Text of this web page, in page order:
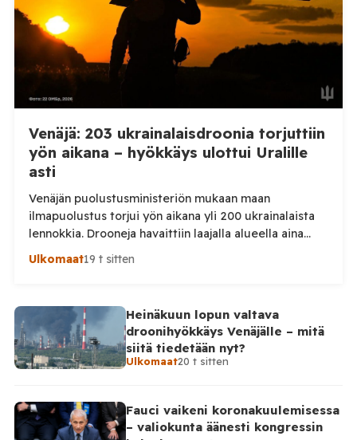
Venäjä: 203 ukrainalaisdroonia torjuttiin
yön aikana – hyökkäys ulottui Uralille
asti
Venäjän puolustusministeriön mukaan maan
ilmapuolustus torjui yön aikana yli 200 ukrainalaista
lennokkia. Drooneja havaittiin laajalla alueella aina
Uralille asti. Venäjän puolustusministeriön virallisen
miehittämätöntä ilma-alusta torstai-illan 6. elokuuta
ja perjantaiaamun 7. elokuuta välisenä aikana.
Ministeriön ilmoitus koskee aikaväliä kello 20–08
Moskovan aikaa. Ministeriön mukaan drooneja
torjuttiin […]
Ulkomaat19 t sitten
Heinäkuun lopun valtava
droonihyökkäys Venäjälle – mitä
siitä tiedetään nyt?
Ulkomaat20 t sitten
Fauci vaikeni koronakuulemisessa
– valiokunta äänesti kongressin